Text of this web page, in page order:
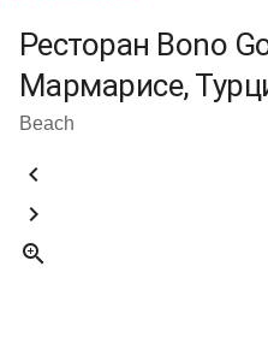
Ресторан Bono
Мармарисе,
Beach


